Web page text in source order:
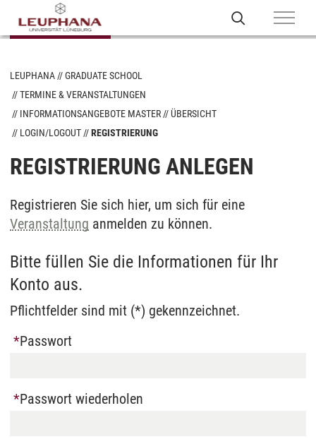
LEUPHANA
GRADUATE SCHOOL
TERMINE & VERANSTALTUNGEN
INFORMATIONSANGEBOTE MASTER
ÜBERSICHT
LOGIN/LOGOUT
REGISTRIERUNG
REGISTRIERUNG ANLEGEN
Registrieren Sie sich hier, um sich für eine
Veranstaltung anmelden zu können.
Bitte füllen Sie die Informationen für Ihr
Konto aus.
Pflichtfelder sind mit (*) gekennzeichnet.
Passwort
Passwort wiederholen